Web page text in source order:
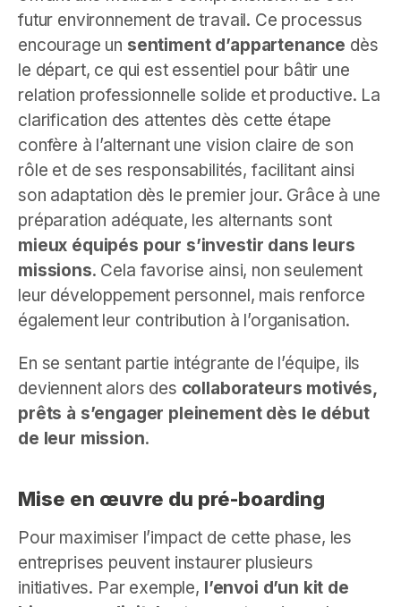
futur environnement de travail. Ce processus
encourage un sentiment d’appartenance dès
le départ, ce qui est essentiel pour bâtir une
relation professionnelle solide et productive. La
clarification des attentes dès cette étape
confère à l’alternant une vision claire de son
rôle et de ses responsabilités, facilitant ainsi
son adaptation dès le premier jour. Grâce à une
préparation adéquate, les alternants sont
mieux équipés pour s’investir dans leurs
missions. Cela favorise ainsi, non seulement
leur développement personnel, mais renforce
également leur contribution à l’organisation.
En se sentant partie intégrante de l’équipe, ils
deviennent alors des collaborateurs motivés,
prêts à s’engager pleinement dès le début
de leur mission.
Mise en œuvre du pré-boarding
Pour maximiser l’impact de cette phase, les
entreprises peuvent instaurer plusieurs
initiatives. Par exemple, l’envoi d’un kit de